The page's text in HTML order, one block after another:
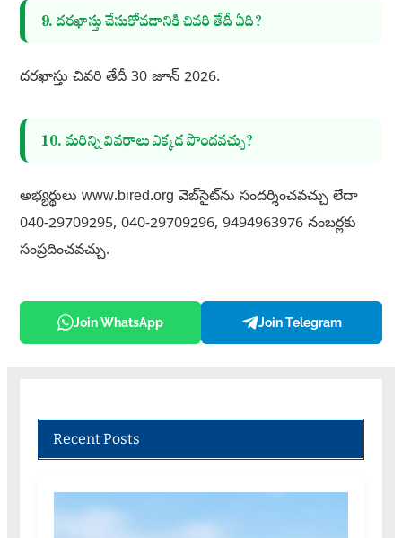
9. దరఖాస్తు చేసుకోవడానికి చివరి తేదీ ఏది?
దరఖాస్తు చివరి తేదీ 30 జూన్ 2026.
10. మరిన్ని వివరాలు ఎక్కడ పొందవచ్చు?
అభ్యర్థులు www.bired.org వెబ్‌సైట్‌ను సందర్శించవచ్చు లేదా
040-29709295, 040-29709296, 9494963976 నంబర్లకు
సంప్రదించవచ్చు.
Join WhatsApp Join Telegram
Recent Posts